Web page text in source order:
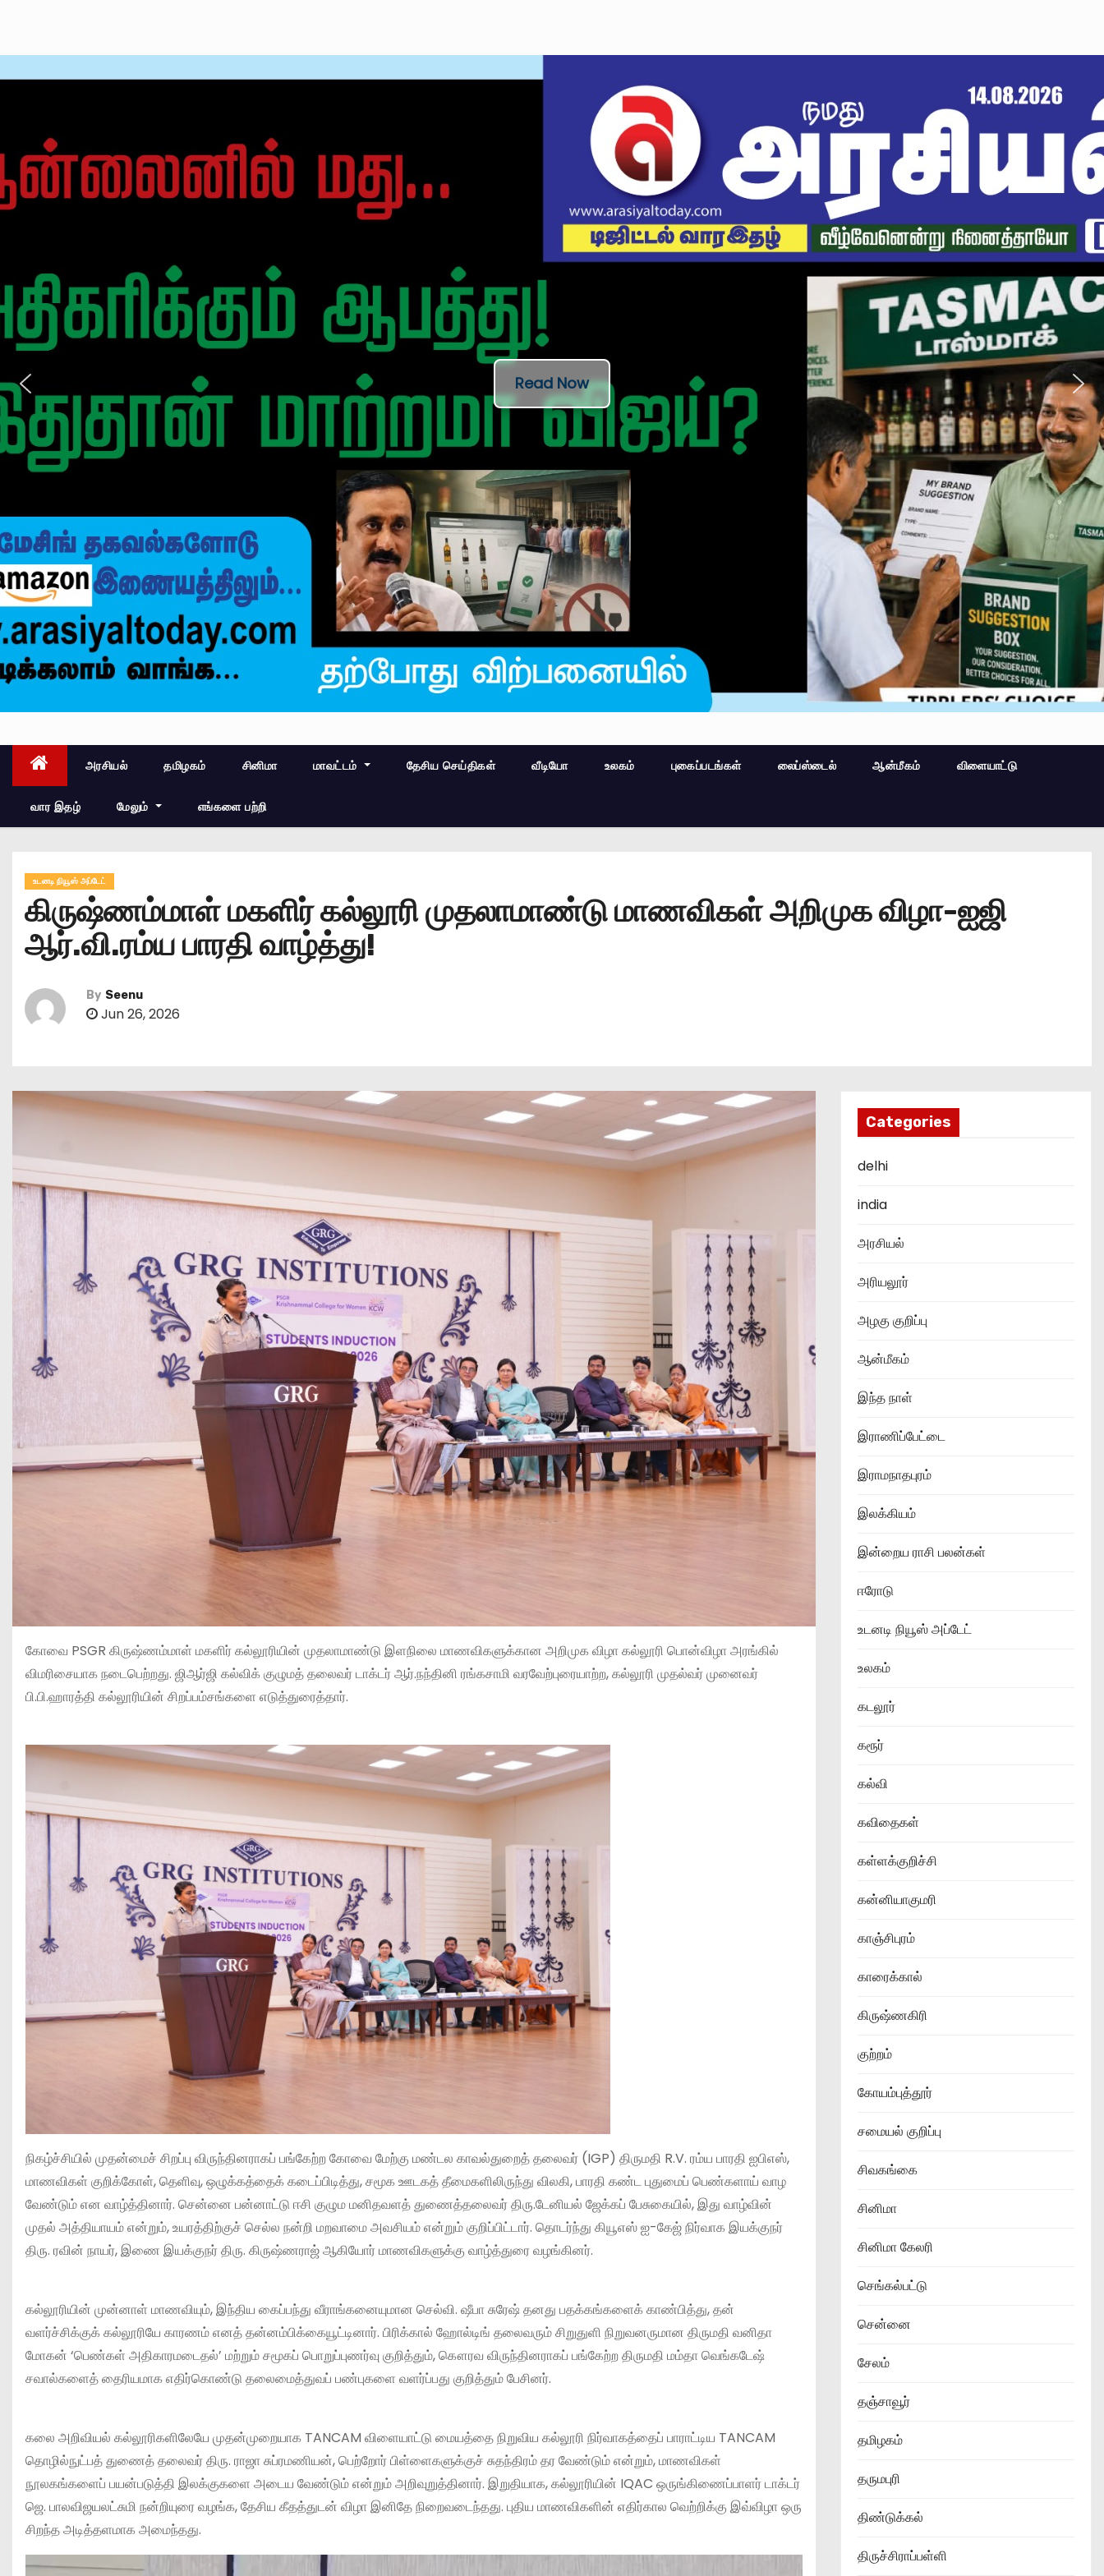
Read Now
அரசியல் தமிழகம் சினிமா மாவட்டம் தேசிய செய்திகள் வீடியோ உலகம் புகைப்படங்கள் லைப்ஸ்டைல் ஆன்மீகம் விளையாட்டு
வார இதழ் மேலும் எங்களை பற்றி
உடனடி நியூஸ் அப்டேட்
கிருஷ்ணம்மாள் மகளிர் கல்லூரி முதலாமாண்டு மாணவிகள் அறிமுக விழா-ஐஜி
ஆர்.வி.ரம்ய பாரதி வாழ்த்து!
By Seenu
Jun 26, 2026
கோவை PSGR கிருஷ்ணம்மாள் மகளிர் கல்லூரியின் முதலாமாண்டு இளநிலை மாணவிகளுக்கான அறிமுக விழா கல்லூரி பொன்விழா அரங்கில்
விமரிசையாக நடைபெற்றது. ஜிஆர்ஜி கல்விக் குழுமத் தலைவர் டாக்டர் ஆர்.நந்தினி ரங்கசாமி வரவேற்புரையாற்ற, கல்லூரி முதல்வர் முனைவர்
பி.பி.ஹாரத்தி கல்லூரியின் சிறப்பம்சங்களை எடுத்துரைத்தார்.
நிகழ்ச்சியில் முதன்மைச் சிறப்பு விருந்தினராகப் பங்கேற்ற கோவை மேற்கு மண்டல காவல்துறைத் தலைவர் (IGP) திருமதி R.V. ரம்ய பாரதி ஐபிஎஸ்,
மாணவிகள் குறிக்கோள், தெளிவு, ஒழுக்கத்தைக் கடைப்பிடித்து, சமூக ஊடகத் தீமைகளிலிருந்து விலகி, பாரதி கண்ட புதுமைப் பெண்களாய் வாழ
வேண்டும் என வாழ்த்தினார். சென்னை பன்னாட்டு ஈசி குழும மனிதவளத் துணைத்தலைவர் திரு.டேனியல் ஜேக்கப் பேசுகையில், இது வாழ்வின்
முதல் அத்தியாயம் என்றும், உயரத்திற்குச் செல்ல நன்றி மறவாமை அவசியம் என்றும் குறிப்பிட்டார். தொடர்ந்து கியூஎஸ் ஐ-கேஜ் நிர்வாக இயக்குநர்
திரு. ரவின் நாயர், இணை இயக்குநர் திரு. கிருஷ்ணராஜ் ஆகியோர் மாணவிகளுக்கு வாழ்த்துரை வழங்கினர்.
கல்லூரியின் முன்னாள் மாணவியும், இந்திய கைப்பந்து வீராங்கனையுமான செல்வி. ஷீபா சுரேஷ் தனது பதக்கங்களைக் காண்பித்து, தன்
வளர்ச்சிக்குக் கல்லூரியே காரணம் எனத் தன்னம்பிக்கையூட்டினார். பிரிக்கால் ஹோல்டிங் தலைவரும் சிறுதுளி நிறுவனருமான திருமதி வனிதா
மோகன் ‘பெண்கள் அதிகாரமடைதல்’ மற்றும் சமூகப் பொறுப்புணர்வு குறித்தும், கௌரவ விருந்தினராகப் பங்கேற்ற திருமதி மம்தா வெங்கடேஷ்
சவால்களைத் தைரியமாக எதிர்கொண்டு தலைமைத்துவப் பண்புகளை வளர்ப்பது குறித்தும் பேசினர்.
கலை அறிவியல் கல்லூரிகளிலேயே முதன்முறையாக TANCAM விளையாட்டு மையத்தை நிறுவிய கல்லூரி நிர்வாகத்தைப் பாராட்டிய TANCAM
தொழில்நுட்பத் துணைத் தலைவர் திரு. ராஜா சுப்ரமணியன், பெற்றோர் பிள்ளைகளுக்குச் சுதந்திரம் தர வேண்டும் என்றும், மாணவிகள்
நூலகங்களைப் பயன்படுத்தி இலக்குகளை அடைய வேண்டும் என்றும் அறிவுறுத்தினார். இறுதியாக, கல்லூரியின் IQAC ஒருங்கிணைப்பாளர் டாக்டர்
ஜெ. பாலவிஜயலட்சுமி நன்றியுரை வழங்க, தேசிய கீதத்துடன் விழா இனிதே நிறைவடைந்தது. புதிய மாணவிகளின் எதிர்கால வெற்றிக்கு இவ்விழா ஒரு
சிறந்த அடித்தளமாக அமைந்தது.
Categories
delhi
india
அரசியல்
அரியலூர்
அழகு குறிப்பு
ஆன்மீகம்
இந்த நாள்
இராணிப்பேட்டை
இராமநாதபுரம்
இலக்கியம்
இன்றைய ராசி பலன்கள்
ஈரோடு
உடனடி நியூஸ் அப்டேட்
உலகம்
கடலூர்
கரூர்
கல்வி
கவிதைகள்
கள்ளக்குறிச்சி
கன்னியாகுமரி
காஞ்சிபுரம்
காரைக்கால்
கிருஷ்ணகிரி
குற்றம்
கோயம்புத்தூர்
சமையல் குறிப்பு
சிவகங்கை
சினிமா
சினிமா கேலரி
செங்கல்பட்டு
சென்னை
சேலம்
தஞ்சாவூர்
தமிழகம்
தருமபுரி
திண்டுக்கல்
திருச்சிராப்பள்ளி